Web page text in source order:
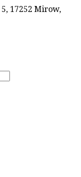
17252 Mirow,